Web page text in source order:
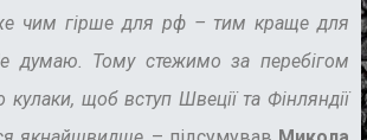
чим гірше для рф – тим краще для
думаю. Тому стежимо за перебігом
кулаки, щоб вступ Швеції та Фінляндії